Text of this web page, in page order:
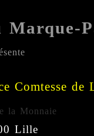
Marque-
Comtesse de
la Monnaie
Lille